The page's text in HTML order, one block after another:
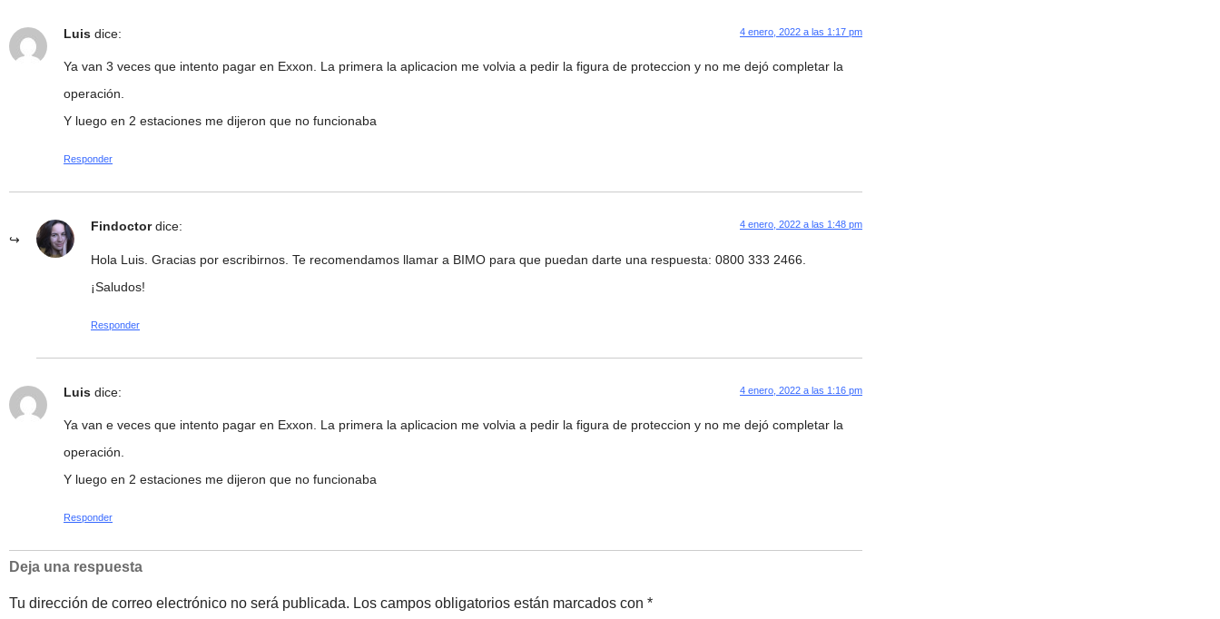
Luis dice: 4 enero, 2022 a las 1:17 pm
Ya van 3 veces que intento pagar en Exxon. La primera la aplicacion me volvia a pedir la figura de proteccion y no me dejó completar la
operación.
Y luego en 2 estaciones me dijeron que no funcionaba
Responder
Findoctor dice: 4 enero, 2022 a las 1:48 pm
Hola Luis. Gracias por escribirnos. Te recomendamos llamar a BIMO para que puedan darte una respuesta: 0800 333 2466.
¡Saludos!
Responder
Luis dice: 4 enero, 2022 a las 1:16 pm
Ya van e veces que intento pagar en Exxon. La primera la aplicacion me volvia a pedir la figura de proteccion y no me dejó completar la
operación.
Y luego en 2 estaciones me dijeron que no funcionaba
Responder
Deja una respuesta
Tu dirección de correo electrónico no será publicada. Los campos obligatorios están marcados con *